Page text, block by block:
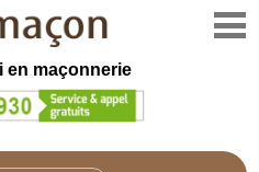
en maçonnerie